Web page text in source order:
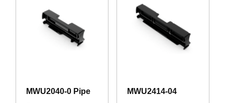
MWU2040-0 Pipe
MWU2414-04